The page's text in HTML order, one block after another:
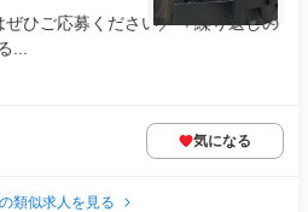
ぜひご応募ください／ ✧繰り返しの
...
気になる
類似求人を見る